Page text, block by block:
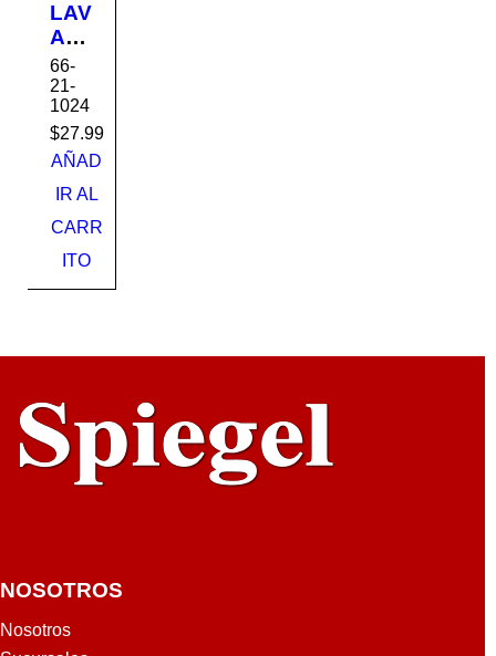
LAV
AM
AN
O
CH
ELS
EA
AZ
UL
GA
LA
66-
21-
1024
$27.99
AÑAD
IR AL
CARR
ITO
NOSOTROS
Nosotros